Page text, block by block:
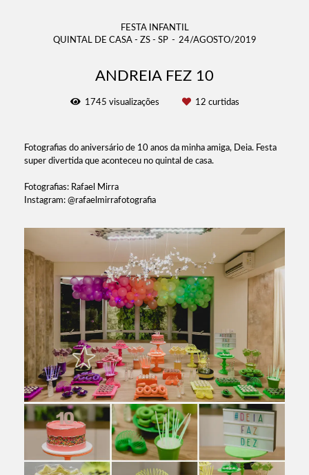
FESTA INFANTIL
QUINTAL DE CASA - ZS - SP
24/AGOSTO/2019
ANDREIA FEZ 10
1745 visualizações 12 curtidas
Fotografias do aniversário de 10 anos da minha amiga, Deia. Festa
super divertida que aconteceu no quintal de casa.
Fotografias: Rafael Mirra
Instagram: @rafaelmirrafotografia